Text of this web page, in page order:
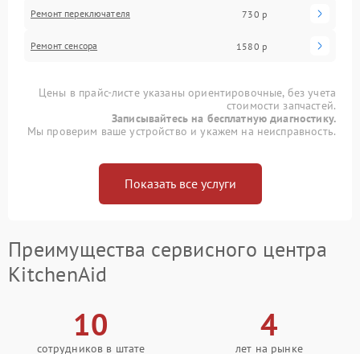
Ремонт переключателя 730 р
Ремонт сенсора 1580 р
Цены в прайс-листе указаны ориентировочные, без учета
стоимости запчастей.
Записывайтесь на бесплатную диагностику.
Мы проверим ваше устройство и укажем на неисправность.
Показать все услуги
Преимущества сервисного центра
KitchenAid
10
сотрудников в штате
4
лет на рынке